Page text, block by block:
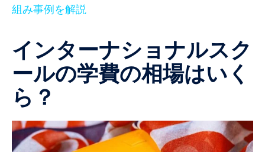
組み事例を解説
インターナショナルスク
ールの学費の相場はいく
ら？